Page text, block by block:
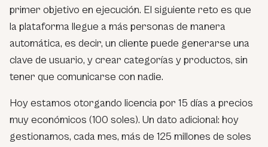
primer objetivo en ejecución. El siguiente reto es que
la plataforma llegue a más personas de manera
automática, es decir, un cliente puede generarse una
clave de usuario, y crear categorías y productos, sin
tener que comunicarse con nadie.
Hoy estamos otorgando licencia por 15 días a precios
muy económicos (100 soles). Un dato adicional: hoy
gestionamos, cada mes, más de 125 millones de soles